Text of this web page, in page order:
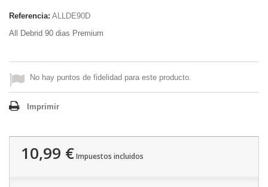
Referencia: ALLDE90D
All Debrid 90 dias Premium
No hay puntos de fidelidad para este producto.
Imprimir
10,99 €Impuestos incluidos